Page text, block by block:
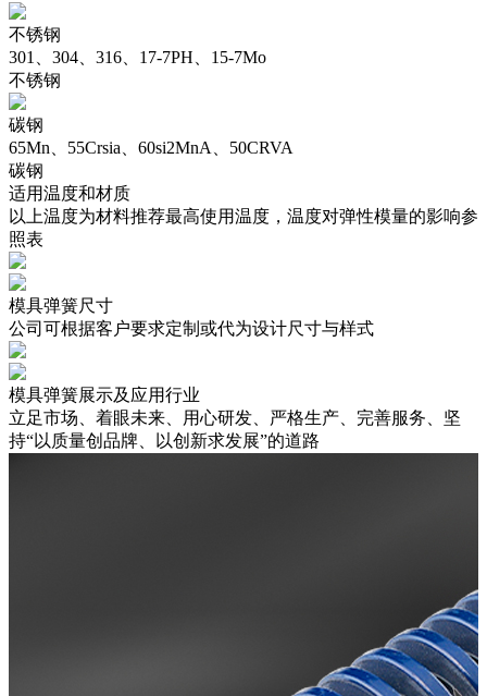
不锈钢
301、304、316、17-7PH、15-7Mo
不锈钢
碳钢
65Mn、55Crsia、60si2MnA、50CRVA
碳钢
适用温度和材质
以上温度为材料推荐最高使用温度，温度对弹性模量的影响参
照表
模具弹簧尺寸
公司可根据客户要求定制或代为设计尺寸与样式
模具弹簧展示及应用行业
立足市场、着眼未来、用心研发、严格生产、完善服务、坚
持“以质量创品牌、以创新求发展”的道路